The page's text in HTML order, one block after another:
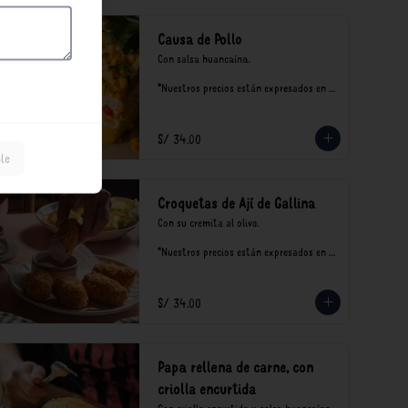
Causa de Pollo
Con salsa huancaína.
*Nuestros precios están expresados en
S/ 34.00
Croquetas de Ají de Gallina
Con su cremita al olivo.
*Nuestros precios están expresados en
S/ 34.00
Papa rellena de carne, con
criolla encurtida